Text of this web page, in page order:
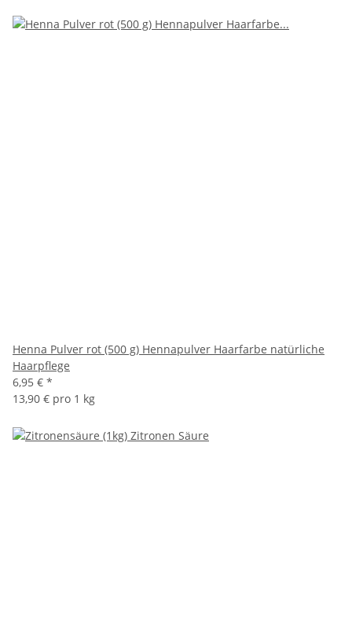
Henna Pulver rot (500 g) Hennapulver Haarfarbe natürliche
Haarpflege
6,95 € *
13,90 € pro 1 kg